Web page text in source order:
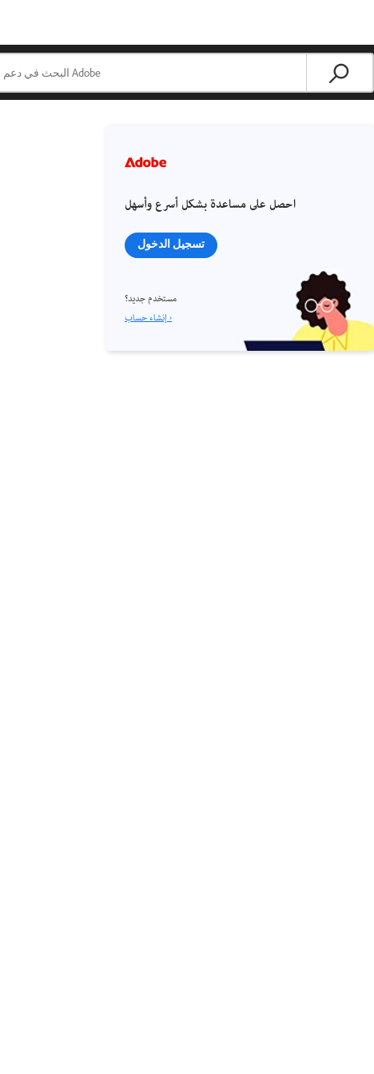
احصل على مساعدة بشكل أسرع وأسهل
تسجيل الدخول
مستخدم جديد؟
إنشاء حساب ›